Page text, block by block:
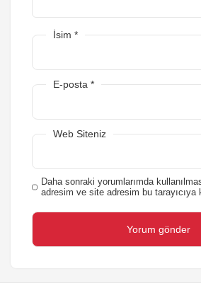
İsim *
E-posta *
Web Siteniz
Daha sonraki yorumlarımda
adresim ve site adresim bu tarayıcıya